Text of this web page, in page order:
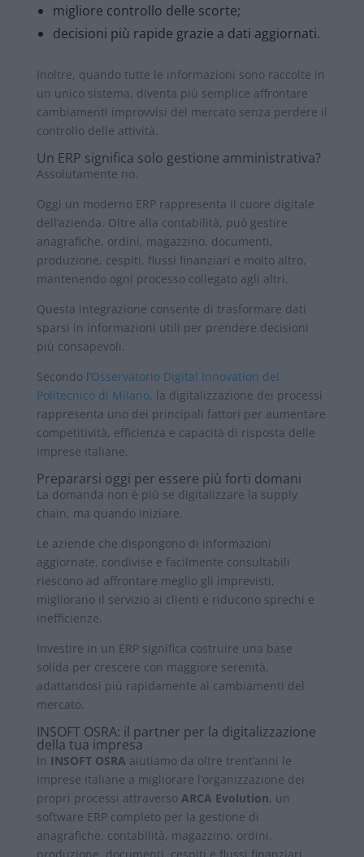
migliore controllo delle scorte;
decisioni più rapide grazie a dati aggiornati.
Inoltre, quando tutte le informazioni sono raccolte in
un unico sistema, diventa più semplice affrontare
cambiamenti improvvisi del mercato senza perdere il
controllo delle attività.
Un ERP significa solo gestione amministrativa?
Assolutamente no.
Oggi un moderno ERP rappresenta il cuore digitale
dell’azienda. Oltre alla contabilità, può gestire
anagrafiche, ordini, magazzino, documenti,
produzione, cespiti, flussi finanziari e molto altro,
mantenendo ogni processo collegato agli altri.
Questa integrazione consente di trasformare dati
sparsi in informazioni utili per prendere decisioni
più consapevoli.
Secondo l’Osservatorio Digital Innovation del
Politecnico di Milano, la digitalizzazione dei processi
rappresenta uno dei principali fattori per aumentare
competitività, efficienza e capacità di risposta delle
imprese italiane.
Prepararsi oggi per essere più forti domani
La domanda non è più se digitalizzare la supply
chain, ma quando iniziare.
Le aziende che dispongono di informazioni
aggiornate, condivise e facilmente consultabili
riescono ad affrontare meglio gli imprevisti,
migliorano il servizio ai clienti e riducono sprechi e
inefficienze.
Investire in un ERP significa costruire una base
solida per crescere con maggiore serenità,
adattandosi più rapidamente ai cambiamenti del
mercato.
INSOFT OSRA: il partner per la digitalizzazione
della tua impresa
In INSOFT OSRA aiutiamo da oltre trent’anni le
imprese italiane a migliorare l’organizzazione dei
propri processi attraverso ARCA Evolution, un
software ERP completo per la gestione di
anagrafiche, contabilità, magazzino, ordini,
produzione, documenti, cespiti e flussi finanziari.